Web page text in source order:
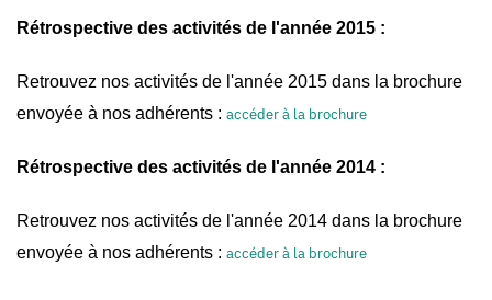
Rétrospective des activités de l'année 2015 :
Retrouvez nos activités de l'année 2015 dans la brochure
envoyée à nos adhérents : accéder à la brochure
Rétrospective des activités de l'année 2014 :
Retrouvez nos activités de l'année 2014 dans la brochure
envoyée à nos adhérents : accéder à la brochure